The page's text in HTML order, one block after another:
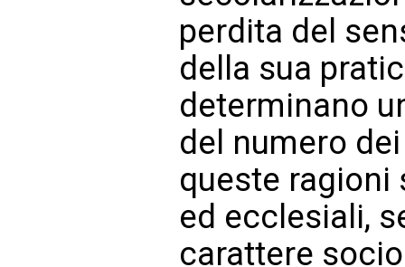
perdita del
della sua
determinano
del numero
queste
ed ecclesiali,
carattere